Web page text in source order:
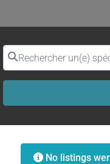
Rechercher un(e)
No listings